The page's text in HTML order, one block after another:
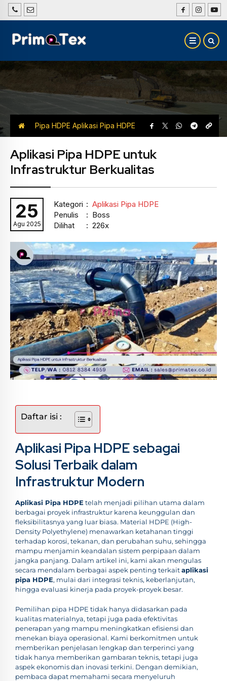
Pipa HDPE Aplikasi Pipa HDPE
Aplikasi Pipa HDPE untuk
Infrastruktur Berkualitas
25
Agu 2025
Kategori : Aplikasi Pipa HDPE
Penulis
: Boss
Dilihat
: 226x
Daftar isi :
Aplikasi Pipa HDPE sebagai
Solusi Terbaik dalam
Infrastruktur Modern
Aplikasi Pipa HDPE telah menjadi pilihan utama dalam
berbagai proyek infrastruktur karena keunggulan dan
fleksibilitasnya yang luar biasa. Material HDPE (High-
Density Polyethylene) menawarkan ketahanan tinggi
terhadap korosi, tekanan, dan perubahan suhu, sehingga
mampu menjamin keandalan sistem perpipaan dalam
jangka panjang. Dalam artikel ini, kami akan mengulas
secara mendalam berbagai aspek penting terkaitaplikasi
pipa HDPE, mulai dari integrasi teknis, keberlanjutan,
hingga evaluasi kinerja pada proyek-proyek besar.
Pemilihan pipa HDPE tidak hanya didasarkan pada
kualitas materialnya, tetapi juga pada efektivitas
penerapan yang mampu meningkatkan efisiensi dan
menekan biaya operasional. Kami berkomitmen untuk
memberikan penjelasan lengkap dan terperinci yang
tidak hanya memberikan gambaran teknis, tetapi juga
aspek ekonomis dan inovasi terkini. Dengan demikian,
pembaca dapat memahami secara menyeluruh